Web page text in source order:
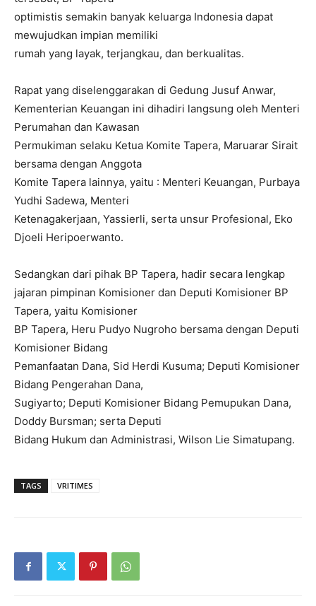
optimistis semakin banyak keluarga Indonesia dapat
mewujudkan impian memiliki
rumah yang layak, terjangkau, dan berkualitas.
Rapat yang diselenggarakan di Gedung Jusuf Anwar,
Kementerian Keuangan ini dihadiri langsung oleh Menteri
Perumahan dan Kawasan
Permukiman selaku Ketua Komite Tapera, Maruarar Sirait
bersama dengan Anggota
Komite Tapera lainnya, yaitu : Menteri Keuangan, Purbaya
Yudhi Sadewa, Menteri
Ketenagakerjaan, Yassierli, serta unsur Profesional, Eko
Djoeli Heripoerwanto.
Sedangkan dari pihak BP Tapera, hadir secara lengkap
jajaran pimpinan Komisioner dan Deputi Komisioner BP
Tapera, yaitu Komisioner
BP Tapera, Heru Pudyo Nugroho bersama dengan Deputi
Komisioner Bidang
Pemanfaatan Dana, Sid Herdi Kusuma; Deputi Komisioner
Bidang Pengerahan Dana,
Sugiyarto; Deputi Komisioner Bidang Pemupukan Dana,
Doddy Bursman; serta Deputi
Bidang Hukum dan Administrasi, Wilson Lie Simatupang.
TAGS VRITIMES